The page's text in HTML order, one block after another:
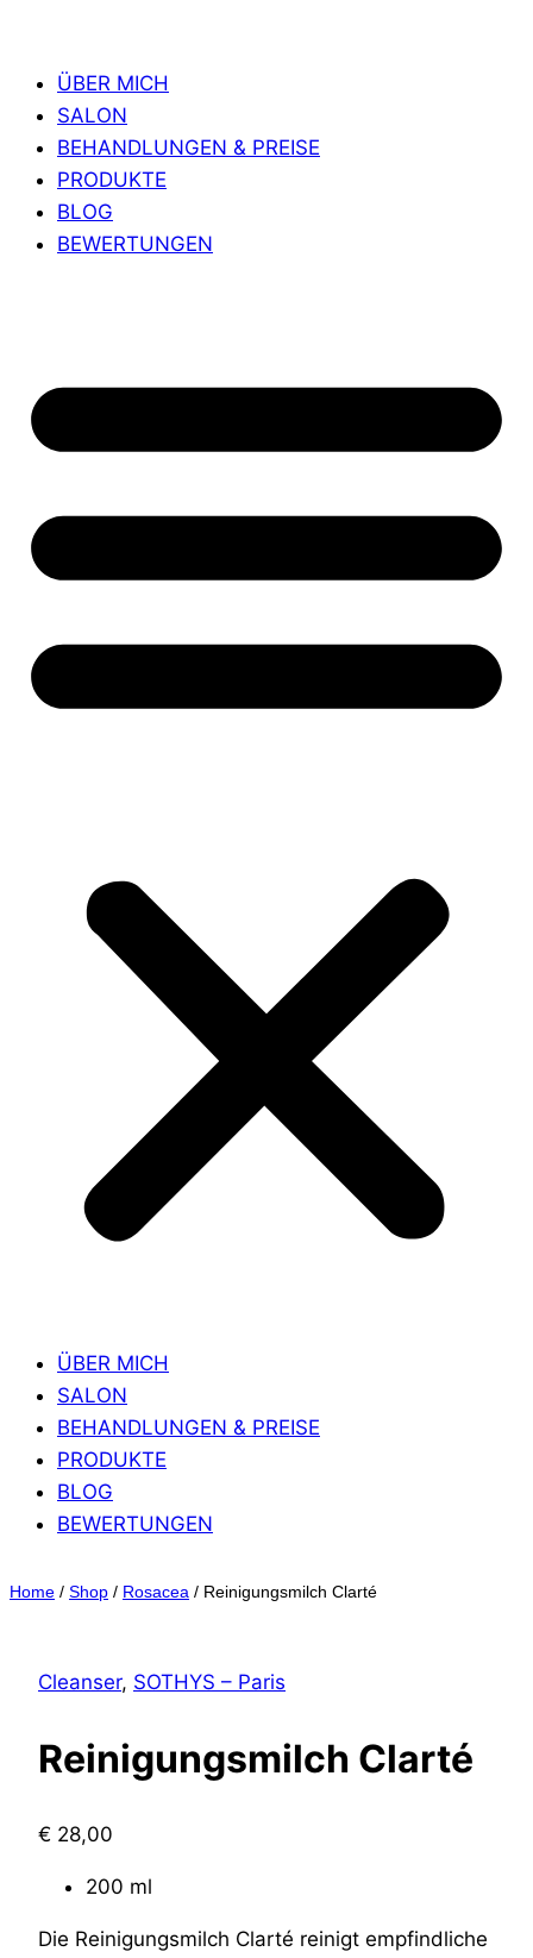
ÜBER MICH
SALON
BEHANDLUNGEN & PREISE
PRODUKTE
BLOG
BEWERTUNGEN
ÜBER MICH
SALON
BEHANDLUNGEN & PREISE
PRODUKTE
BLOG
BEWERTUNGEN
Home / Shop / Rosacea / Reinigungsmilch Clarté
Cleanser, SOTHYS – Paris
Reinigungsmilch Clarté
€ 28,00
200 ml
Die Reinigungsmilch Clarté reinigt empfindliche